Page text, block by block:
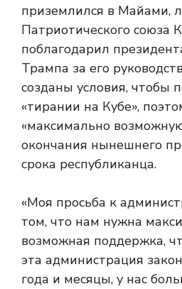
приземлился в Майами,
Патриотического союза
поблагодарил
Трампа за его
созданы условия, чтобы
«тирании на Кубе»,
«максимально
окончания нынешнего
срока республиканца.
«Моя просьба к
том, что нам нужна
возможная поддержка,
эта администрация
года и месяцы, у нас